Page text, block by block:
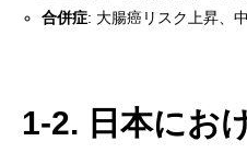
合併症: 大腸癌リスク上昇、
1-2. 日本にお